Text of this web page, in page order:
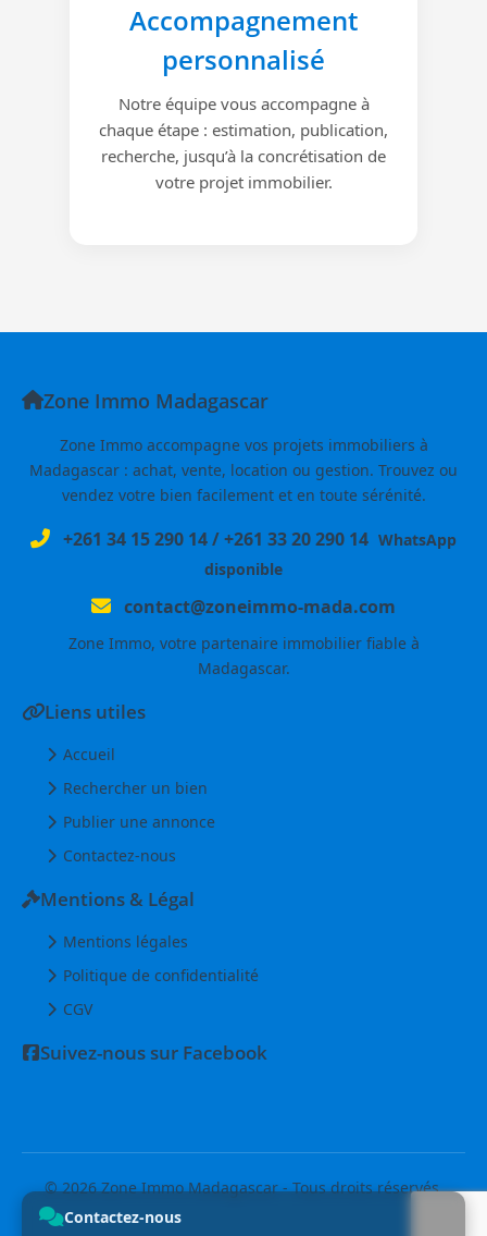
Accompagnement
personnalisé
Notre équipe vous accompagne à
chaque étape : estimation, publication,
recherche, jusqu’à la concrétisation de
votre projet immobilier.
Zone Immo Madagascar
Zone Immo accompagne vos projets immobiliers à
Madagascar : achat, vente, location ou gestion. Trouvez ou
vendez votre bien facilement et en toute sérénité.
+261 34 15 290 14/+261 33 20 290 14 WhatsApp
disponible
contact@zoneimmo-mada.com
Zone Immo, votre partenaire immobilier fiable à
Madagascar.
Liens utiles
Accueil
Rechercher un bien
Publier une annonce
Contactez-nous
Mentions & Légal
Mentions légales
Politique de confidentialité
CGV
Suivez-nous sur Facebook
© 2026 Zone Immo Madagascar - Tous droits réservés.
Contactez-nous